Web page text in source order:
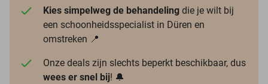
Kies simpelweg de behandeling die je wilt bij
een schoonheidsspecialist in Düren en
omstreken 📍
Onze deals zijn slechts beperkt beschikbaar, dus
wees er snel bij! 🔔